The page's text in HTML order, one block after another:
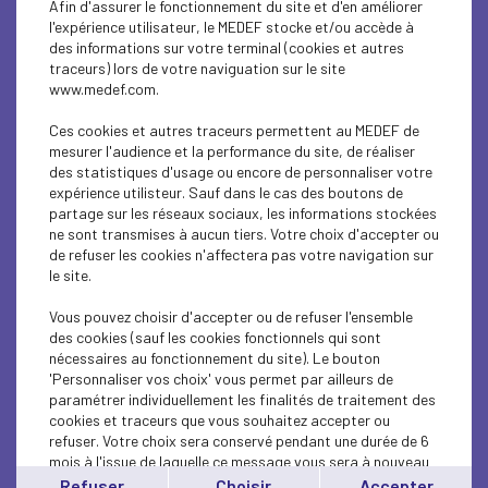
ECONOMY
ECONOMY
ECONOMY
ECONOMY
ECONOMY
ECONOMY
ECONOMY
ECONOMY
ECONOMY
Afin d'assurer le fonctionnement du site et d'en améliorer
l'expérience utilisateur, le MEDEF stocke et/ou accède à
des informations sur votre terminal (cookies et autres
traceurs) lors de votre naviguation sur le site
www.medef.com.
Ces cookies et autres traceurs permettent au MEDEF de
mesurer l'audience et la performance du site, de réaliser
des statistiques d'usage ou encore de personnaliser votre
expérience utilisteur. Sauf dans le cas des boutons de
partage sur les réseaux sociaux, les informations stockées
ne sont transmises à aucun tiers. Votre choix d'accepter ou
de refuser les cookies n'affectera pas votre navigation sur
le site.
Vous pouvez choisir d'accepter ou de refuser l'ensemble
des cookies (sauf les cookies fonctionnels qui sont
nécessaires au fonctionnement du site). Le bouton
'Personnaliser vos choix' vous permet par ailleurs de
paramétrer individuellement les finalités de traitement des
cookies et traceurs que vous souhaitez accepter ou
refuser. Votre choix sera conservé pendant une durée de 6
mois à l'issue de laquelle ce message vous sera à nouveau
affiché..